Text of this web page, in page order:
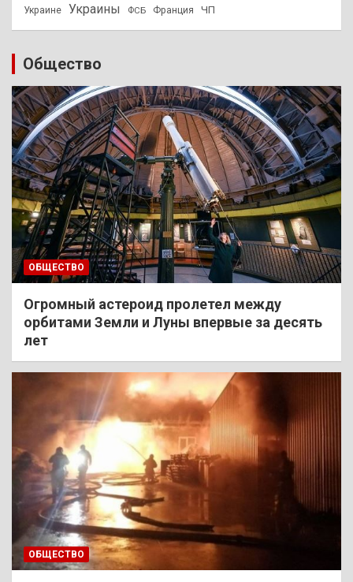
Украине Украины ФСБ Франция ЧП
Общество
ОБЩЕСТВО
Огромный астероид пролетел между
орбитами Земли и Луны впервые за десять
лет
ОБЩЕСТВО